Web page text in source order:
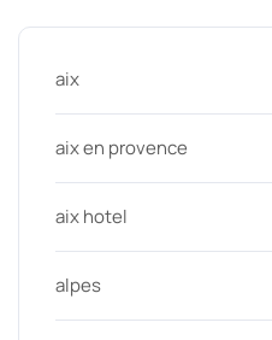
aix
aix en provence
aix hotel
alpes